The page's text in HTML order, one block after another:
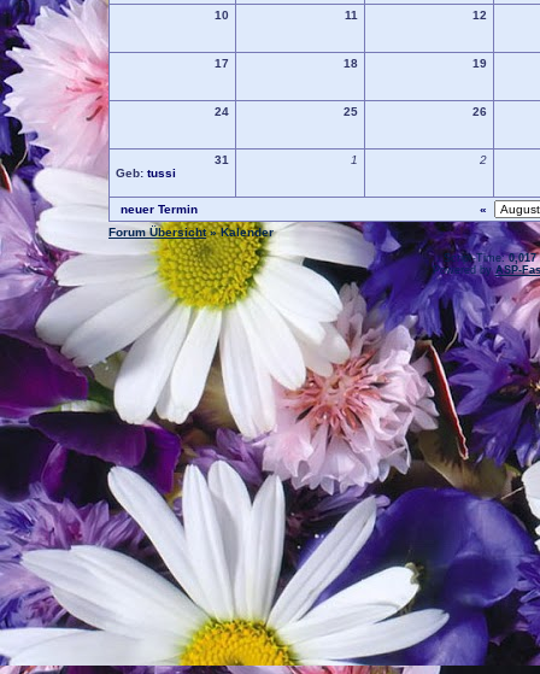
10 11 12
17 18 19
24 25 26
31
Geb: tussi
1 2
neuer Termin
«
Forum Übersicht» Kalender
.: Script-Time:0,017
Powered by ASP-